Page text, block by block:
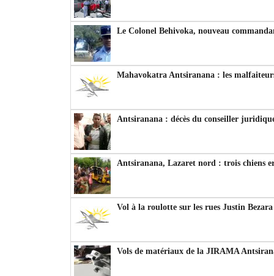
Le Colonel Behivoka, nouveau
Mahavokatra Antsiranana : les
Antsiranana : décès du conseiller
Antsiranana, Lazaret nord : trois chiens
Vol à la roulotte sur les rues Justin
Vols de matériaux de la JIRAMA